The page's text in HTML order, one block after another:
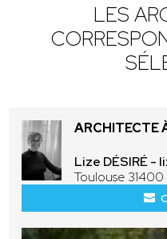
LES
ARCHITECTE
Lize DÉSIRÉ -
Toulouse 31400